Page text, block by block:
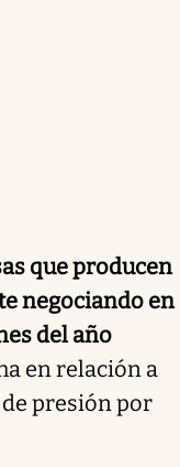
que producen
negociando en
del año
en relación a
presión por